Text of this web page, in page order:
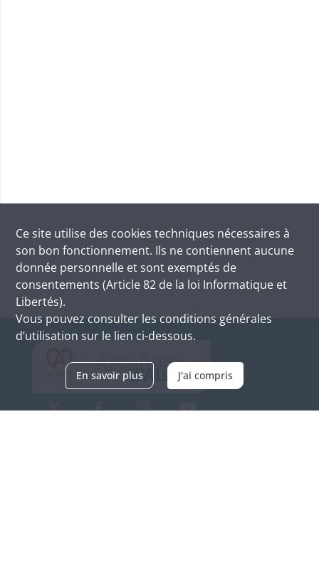
Ce site utilise des cookies techniques nécessaires à
son bon fonctionnement. Ils ne contiennent aucune
donnée personnelle et sont exemptés de
consentements (Article 82 de la loi Informatique et
Libertés).
Vous pouvez consulter les conditions générales
d’utilisation sur le lien ci-dessous.
En savoir plus J'ai compris